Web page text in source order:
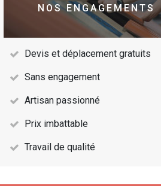
NOS ENGAGEMENTS
Devis et déplacement gratuits
Sans engagement
Artisan passionné
Prix imbattable
Travail de qualité